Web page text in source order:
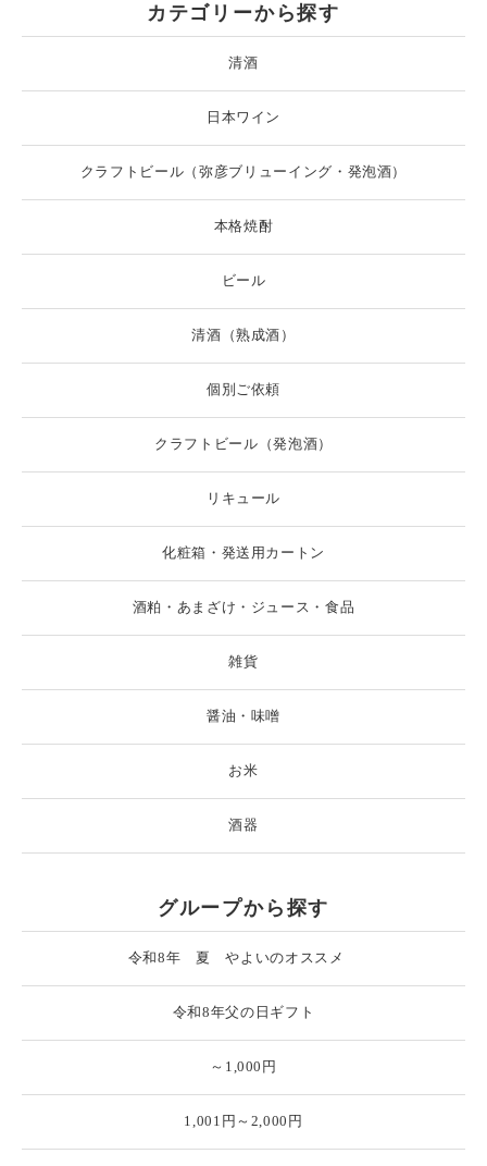
カテゴリーから探す
清酒
日本ワイン
クラフトビール（弥彦ブリューイング・発泡酒）
本格焼酎
ビール
清酒（熟成酒）
個別ご依頼
クラフトビール（発泡酒）
リキュール
化粧箱・発送用カートン
酒粕・あまざけ・ジュース・食品
雑貨
醤油・味噌
お米
酒器
グループから探す
令和8年 夏 やよいのオススメ
令和8年父の日ギフト
～1,000円
1,001円～2,000円